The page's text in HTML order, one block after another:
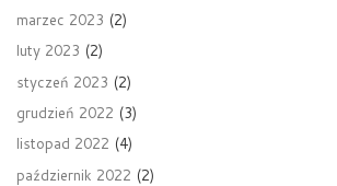
marzec 2023 (2)
luty 2023 (2)
styczeń 2023 (2)
grudzień 2022 (3)
listopad 2022 (4)
październik 2022 (2)